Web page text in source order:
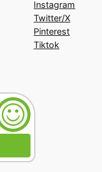
Instagram
Twitter/X
Pinterest
Tiktok